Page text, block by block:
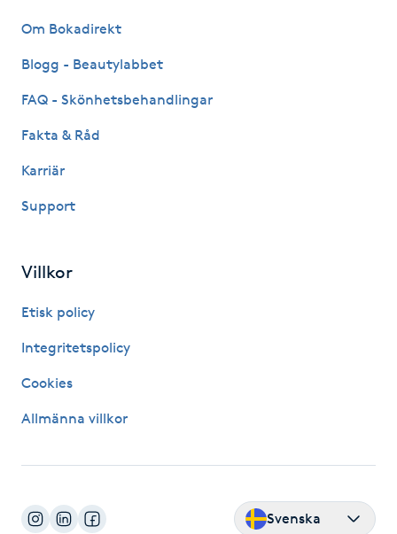
Kemisk peeling
Kinesiologi
Kinesisk medicin
Klangmassage
Klippning
Klippning & Slingor
Koppningsmassage
Om Bokadirekt
Blogg - Beautylabbet
FAQ - Skönhetsbehandlingar
Fakta & Råd
Karriär
Support
Villkor
Etisk policy
Integritetspolicy
Cookies
Allmänna villkor
Svenska